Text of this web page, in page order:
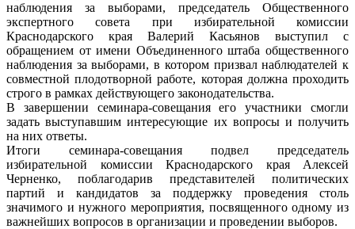
наблюдения за выборами, председатель Общественного
экспертного совета при избирательной комиссии
Краснодарского края Валерий Касьянов выступил с
обращением от имени Объединенного штаба общественного
наблюдения за выборами, в котором призвал наблюдателей к
совместной плодотворной работе, которая должна проходить
строго в рамках действующего законодательства.
В завершении семинара-совещания его участники смогли
задать выступавшим интересующие их вопросы и получить
на них ответы.
Итоги семинара-совещания подвел председатель
избирательной комиссии Краснодарского края Алексей
Черненко, поблагодарив представителей политических
партий и кандидатов за поддержку проведения столь
значимого и нужного мероприятия, посвященного одному из
важнейших вопросов в организации и проведении выборов.